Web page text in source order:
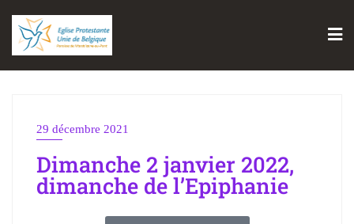
29 décembre 2021
Dimanche 2 janvier 2022,
dimanche de l’Epiphanie